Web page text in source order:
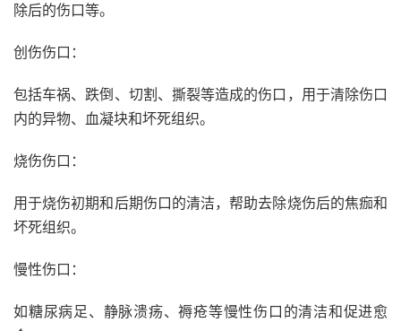
除后的伤口等。
创伤伤口：
包括车祸、跌倒、切割、撕裂等造成的伤口，用于清除伤口
内的异物、血凝块和坏死组织。
烧伤伤口：
用于烧伤初期和后期伤口的清洁，帮助去除烧伤后的焦痂和
坏死组织。
慢性伤口：
如糖尿病足、静脉溃疡、褥疮等慢性伤口的清洁和促进愈